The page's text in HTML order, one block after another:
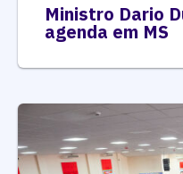
Ministro Dario
agenda em MS